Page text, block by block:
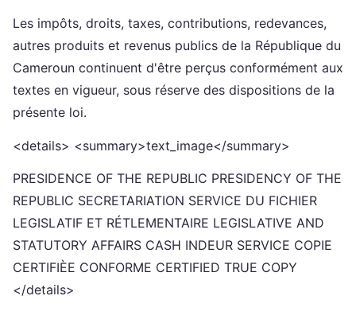
Les impôts, droits, taxes, contributions, redevances,
autres produits et revenus publics de la République du
Cameroun continuent d'être perçus conformément aux
textes en vigueur, sous réserve des dispositions de la
présente loi.
<details> <summary>text_image</summary>
PRESIDENCE OF THE REPUBLIC PRESIDENCY OF THE
REPUBLIC SECRETARIATION SERVICE DU FICHIER
LEGISLATIF ET RÉTLEMENTAIRE LEGISLATIVE AND
STATUTORY AFFAIRS CASH INDEUR SERVICE COPIE
CERTIFIÈE CONFORME CERTIFIED TRUE COPY
</details>